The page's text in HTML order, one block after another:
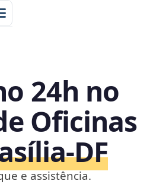
24h no
Oficinas
e assistência.